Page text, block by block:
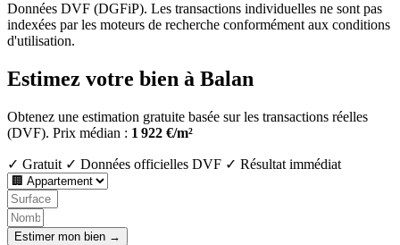
Données DVF (DGFiP). Les transactions individuelles ne sont pas
indexées par les moteurs de recherche conformément aux conditions
d'utilisation.
Estimez votre bien à Balan
Obtenez une estimation gratuite basée sur les transactions réelles
(DVF). Prix médian : 1 922 €/m²
✓ Gratuit ✓ Données officielles DVF ✓ Résultat immédiat
Estimer mon bien →